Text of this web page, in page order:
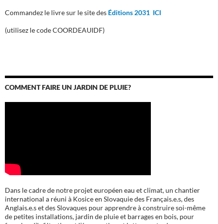
Commandez le livre sur le site des Éditions 2031 ICI
(utilisez le code COORDEAUIDF)
COMMENT FAIRE UN JARDIN DE PLUIE?
Dans le cadre de notre projet européen eau et climat, un chantier
international a réuni à Kosice en Slovaquie des Français.e.s, des
Anglais.e.s et des Slovaques pour apprendre à construire soi-même
de petites installations, jardin de pluie et barrages en bois, pour